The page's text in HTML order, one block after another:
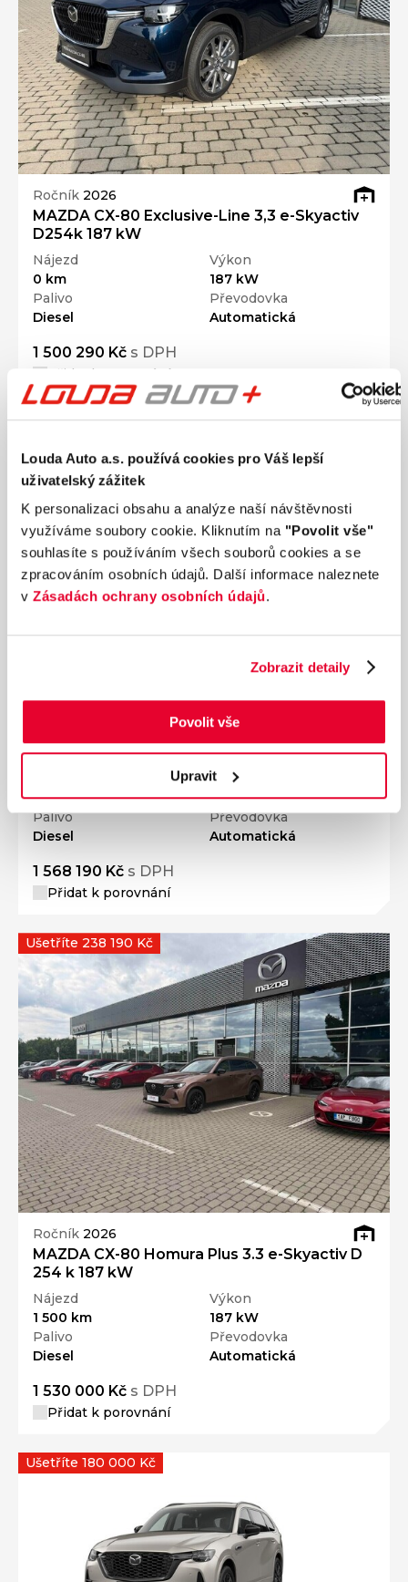
Louda Auto a.s. používá cookies pro Váš lepší
uživatelský zážitek
K personalizaci obsahu a analýze naší návštěvnosti
využíváme soubory cookie. Kliknutím na "Povolit vše"
souhlasíte s používáním všech souborů cookies a se
zpracováním osobních údajů. Další informace naleznete
v Zásadách ochrany osobních údajů.
Zobrazit detaily
Povolit vše
Upravit
Ročník 2026
MAZDA CX-80 Exclusive-Line 3,3 e-Skyactiv
D254k 187 kW
Nájezd
0 km
Výkon
187 kW
Palivo
Diesel
Převodovka
Automatická
1 500 290 Kč s DPH
Přidat k porovnání
D254hp 187kw
0 km
Výkon
187 kW
Palivo
Diesel
Převodovka
Automatická
1 568 190 Kč s DPH
Přidat k porovnání
Ušetříte 180 000 Kč
Ročník 2026
MAZDA CX-80 Homura Plus 3.3 e-Skyactiv D
254 k 187 kW
Nájezd
1 500 km
Výkon
187 kW
Palivo
Diesel
Převodovka
Automatická
1 530 000 Kč s DPH
Přidat k porovnání
Ušetříte 238 190 Kč
Ušetříte 180 000 Kč